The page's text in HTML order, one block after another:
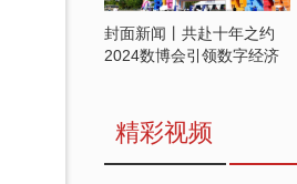
封面新闻丨共赴十年之约
2024数博会引领数字经济
精彩视频